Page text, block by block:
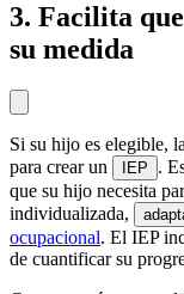
3. Facilita
su medida
Si su hijo es elegible,
para crear un
IEP
.
que su hijo necesita
individualizada,
ocupacional. El IEP
de cuantificar su